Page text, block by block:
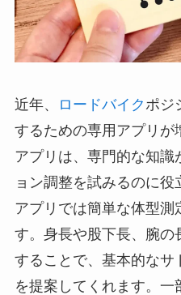
近年、 ロードバイク ポジ
するための専用アプリが
アプリは、専門的な知識
ョン調整を試みるのに
アプリでは簡単な体型測
す。身長や股下長、腕の
することで、基本的なサ
を提案してくれます。一